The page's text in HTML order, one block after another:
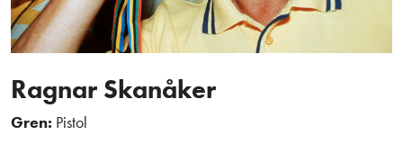
Ragnar Skanåker
Gren: Pistol